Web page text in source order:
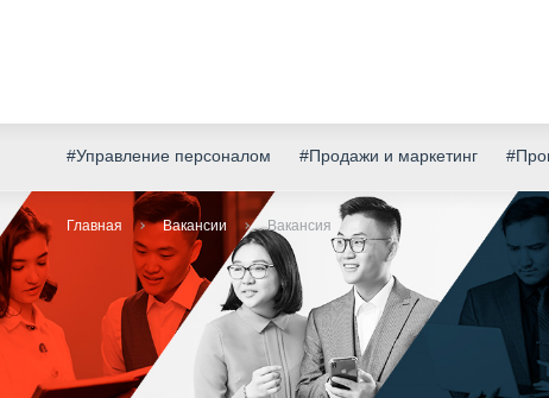
#Управление персоналом #Продажи и маркетинг
Главная Вакансии Вакансия